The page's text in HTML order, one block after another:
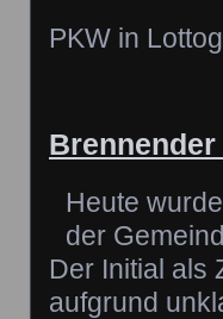
PKW in
Heute
der
Der Initial als
aufgrund